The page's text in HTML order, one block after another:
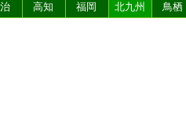
高知 福岡 北九州 鳥栖